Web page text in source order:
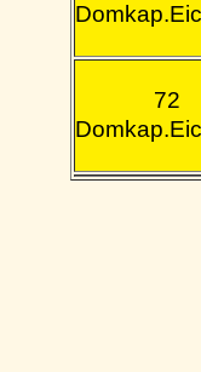
72